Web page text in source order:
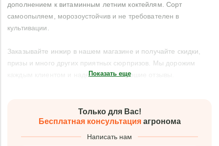
дополнением к витаминным летним коктейлям. Сорт
самоопыляем, морозоустойчив и не требователен в
культивации.
Заказывайте инжир в нашем магазине и получайте скидки,
призы и много других приятных сюрпризов. Мы дорожим
каждым клиентом и надеемся на хорошие отзывы.
Показать еще
Только для Вас!
Бесплатная консультацияагронома
Написать нам